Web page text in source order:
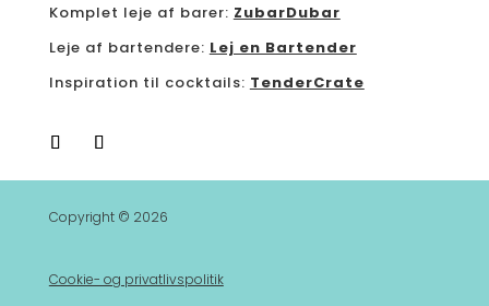
Komplet leje af barer: ZubarDubar
Leje af bartendere: Lej en Bartender
Inspiration til cocktails: TenderCrate
Copyright © 2026
Cookie- og privatlivspolitik